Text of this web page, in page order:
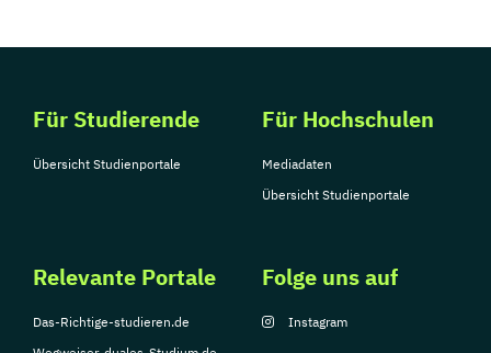
Für Studierende
Übersicht Studienportale
Für Hochschulen
Mediadaten
Übersicht Studienportale
Relevante Portale
Das-Richtige-studieren.de
Folge uns auf
Instagram